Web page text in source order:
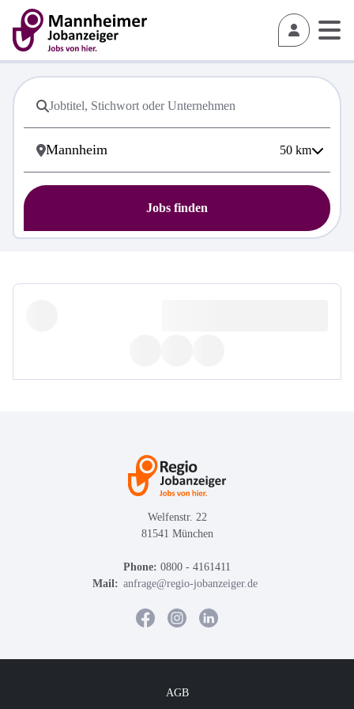
50 km
Jobs finden
Welfenstr. 22
81541 München
Phone: 0800 - 4161411
Mail: anfrage@regio-jobanzeiger.de
AGB